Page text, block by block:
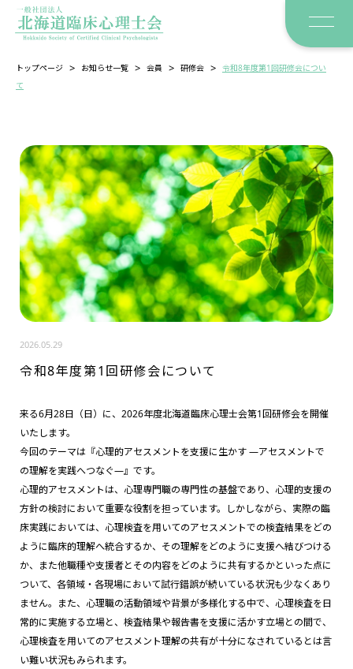
トップページ > お知らせ一覧 > 会員 > 研修会 > 令和8年度第1回研修会につい
て
2026.05.29
令和8年度第1回研修会について
来る6月28日（日）に、2026年度北海道臨床心理士会第1回研修会を開催
いたします。
今回のテーマは『心理的アセスメントを支援に生かす ―アセスメントで
の理解を実践へつなぐ―』です。
心理的アセスメントは、心理専門職の専門性の基盤であり、心理的支援の
方針の検討において重要な役割を担っています。しかしながら、実際の臨
床実践においては、心理検査を用いてのアセスメントでの検査結果をどの
ように臨床的理解へ統合するか、その理解をどのように支援へ結びつける
か、また他職種や支援者とその内容をどのように共有するかといった点に
ついて、各領域・各現場において試行錯誤が続いている状況も少なくあり
ません。また、心理職の活動領域や背景が多様化する中で、心理検査を日
常的に実施する立場と、検査結果や報告書を支援に活かす立場との間で、
心理検査を用いてのアセスメント理解の共有が十分になされているとは言
い難い状況もみられます。